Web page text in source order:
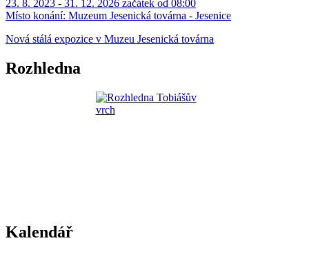
23. 8. 2023 - 31. 12. 2026 začátek od 08:00
Místo konání: Muzeum Jesenická továrna - Jesenice
Nová stálá expozice v Muzeu Jesenická továrna
Rozhledna
Kalendář